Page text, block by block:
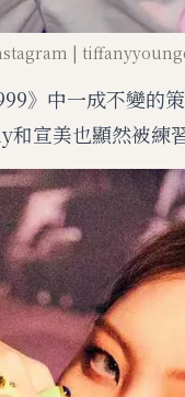
|
》中一成不變的
宣美也顯然被練